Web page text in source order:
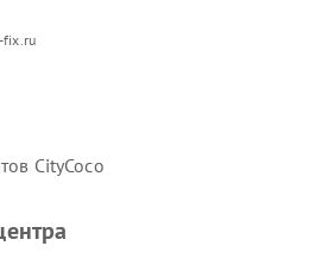
fix.ru
CityCoco